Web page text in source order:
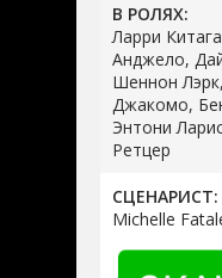
В РОЛЯХ:
Ларри
Анджело,
Шеннон
Джакомо,
Энтони
Ретцер
СЦЕНАРИСТ:
Michelle